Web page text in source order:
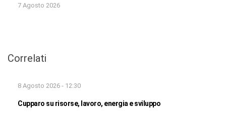
7 Agosto 2026
Correlati
8 Agosto 2026 - 12:30
Cupparo su risorse, lavoro, energia e sviluppo